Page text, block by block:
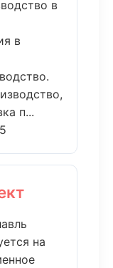
в
в
п...
на